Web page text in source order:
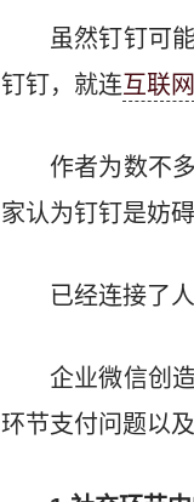
虽然钉钉可
钉钉，就连 互联网
作者为数不
家认为钉钉是妨
已经连接了
企业微信创
环节支付问题以